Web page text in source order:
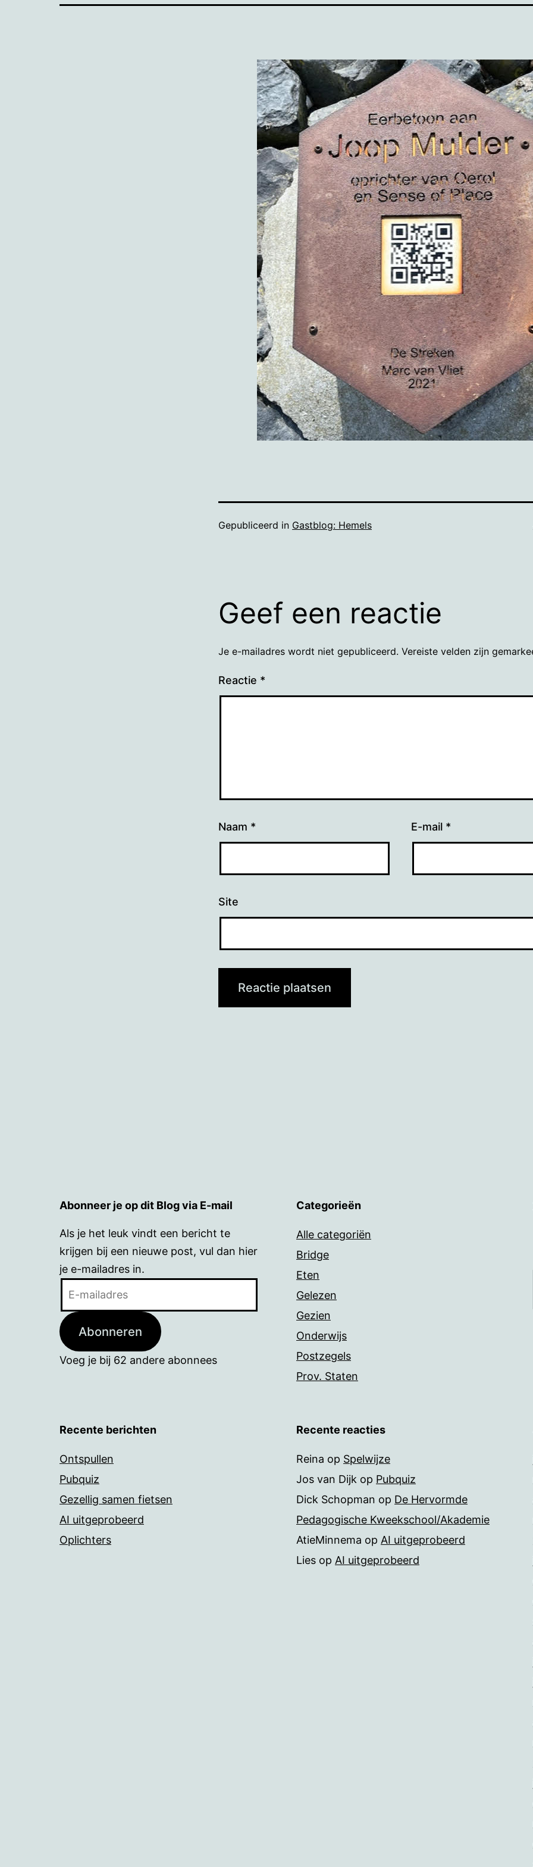
Gepubliceerd in Gastblog: Hemels
Geef een reactie
Je e-mailadres wordt niet gepubliceerd. Vereiste velden zijn
Reactie *
Naam * E-mail *
Site
Abonneer je op dit Blog via E-mail
Als je het leuk vindt een bericht te
krijgen bij een nieuwe post, vul dan hier
je e-mailadres in.
Abonneren
Voeg je bij 62 andere abonnees
Categorieën
Alle categoriën
Bridge
Eten
Gelezen
Gezien
Onderwijs
Postzegels
Prov. Staten
Recente berichten
Ontspullen
Pubquiz
Gezellig samen fietsen
AI uitgeprobeerd
Oplichters
Recente reacties
Reina op Spelwijze
Jos van Dijk op Pubquiz
Dick Schopman op De Hervormde
Pedagogische Kweekschool/Akademie
AtieMinnema op AI uitgeprobeerd
Lies op AI uitgeprobeerd